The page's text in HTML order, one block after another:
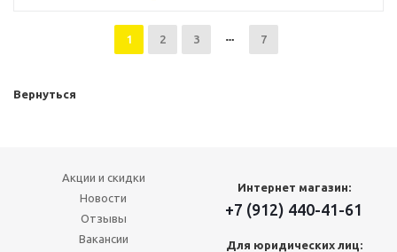
1 2 3 7
Вернуться
Акции и скидки
Новости
Отзывы
Вакансии
Интернет магазин:
+7 (912) 440-41-61
Для юридических лиц: